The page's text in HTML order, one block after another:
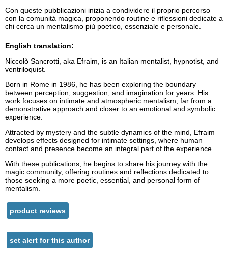
Con queste pubblicazioni inizia a condividere il proprio percorso
con la comunità magica, proponendo routine e riflessioni dedicate a
chi cerca un mentalismo più poetico, essenziale e personale.
English translation:
Niccolò Sancrotti, aka Efraim, is an Italian mentalist, hypnotist, and
ventriloquist.
Born in Rome in 1986, he has been exploring the boundary
between perception, suggestion, and imagination for years. His
work focuses on intimate and atmospheric mentalism, far from a
demonstrative approach and closer to an emotional and symbolic
experience.
Attracted by mystery and the subtle dynamics of the mind, Efraim
develops effects designed for intimate settings, where human
contact and presence become an integral part of the experience.
With these publications, he begins to share his journey with the
magic community, offering routines and reflections dedicated to
those seeking a more poetic, essential, and personal form of
mentalism.
product reviews
set alert for this author